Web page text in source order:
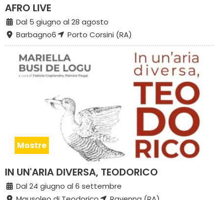
AFRO LIVE
Dal 5 giugno al 28 agosto
Barbagno6
Porto Corsini (RA)
Mostre
IN UN'ARIA DIVERSA, TEODORICO
Dal 24 giugno al 6 settembre